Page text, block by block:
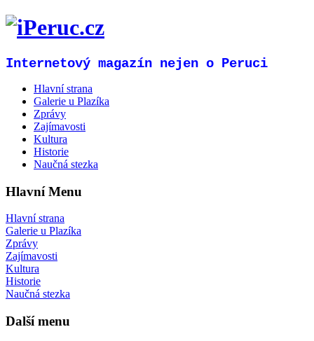
Internetový magazín nejen o Peruci
Hlavní strana
Galerie u Plazíka
Zprávy
Zajímavosti
Kultura
Historie
Naučná stezka
Hlavní Menu
Hlavní strana
Galerie u Plazíka
Zprávy
Zajímavosti
Kultura
Historie
Naučná stezka
Další menu